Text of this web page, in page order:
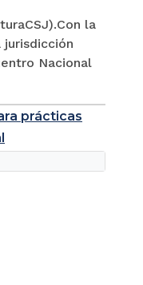
la
Nacional
prácticas